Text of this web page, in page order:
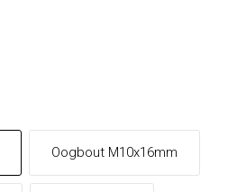
Oogbout M10x16mm